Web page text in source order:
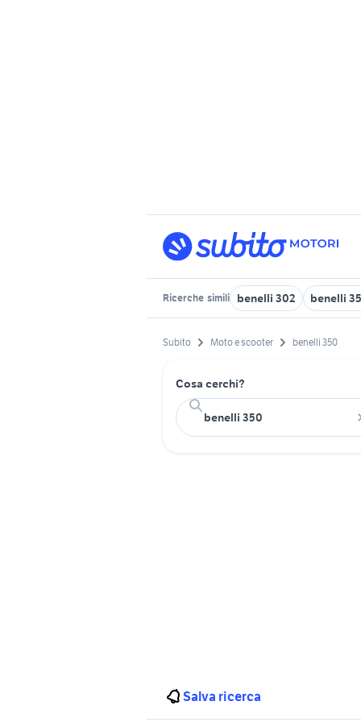
Ricerche simili benelli 302 benelli
Subito Moto e scooter benelli 350
Cosa cerchi?
Salva ricerca